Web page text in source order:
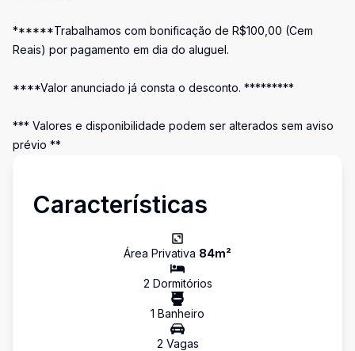
******Trabalhamos com bonificação de R$100,00 (Cem
Reais) por pagamento em dia do aluguel.
****Valor anunciado já consta o desconto. *********
*** Valores e disponibilidade podem ser alterados sem aviso
prévio **
Características
Área Privativa 84m²
2 Dormitórios
1 Banheiro
2 Vagas